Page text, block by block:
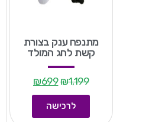
מתנפח ענק בצורת
קשת לחג המולד
₪1,199
₪699
לרכישה